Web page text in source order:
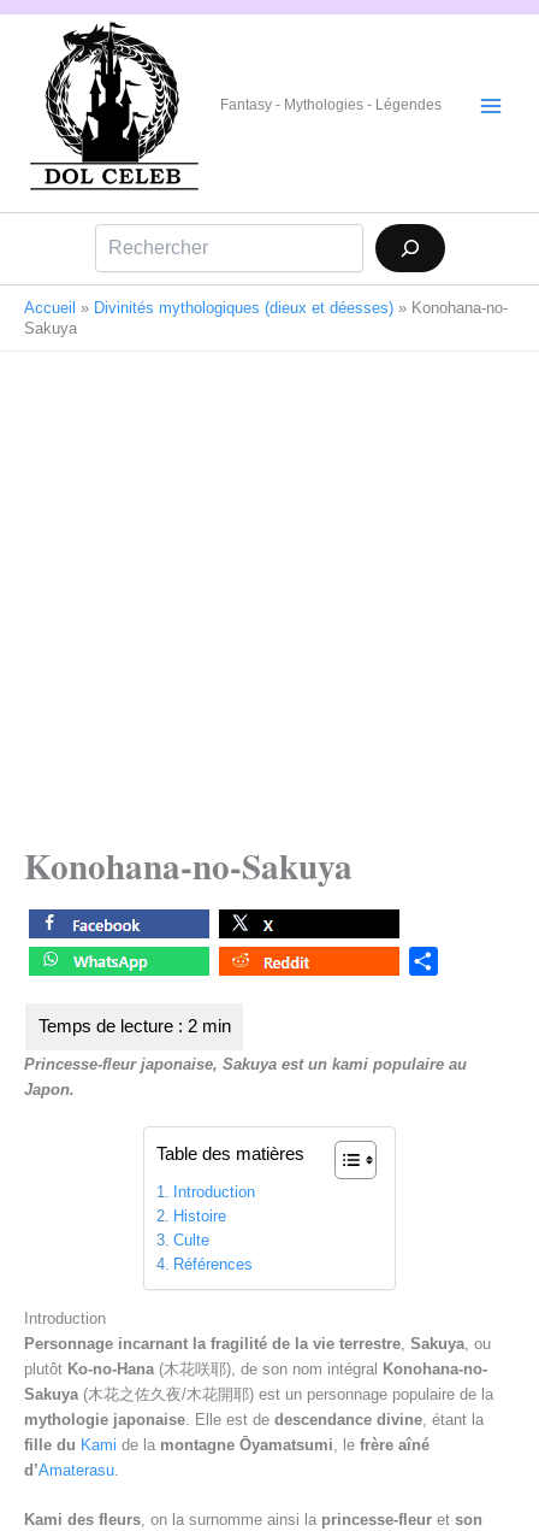
Aller
Fantasy - Mythologies - Légendes
Accueil » Divinités mythologiques (dieux et déesses) » Konohana-no-
Sakuya
Konohana-no-Sakuya
e
Princesse-fleur japonaise, Sakuya est un kami populaire au
Japon.
Table des matières
Introduction
Histoire
Culte
Références
Introduction
Personnage incarnant la fragilité de la vie terrestre Sakuya , ou
plutôt Ko-no-Hana (木花咲耶), de son nom intégral Konohana-no-
Sakuya (木花之佐久夜/木花開耶) est un personnage populaire de la
mythologie japonaise . Elle est de descendance divine , étant la
fille du Kami de la montagne Ōyamatsumi , le frère aîné
d’Amaterasu
Kami des fleurs, on la surnomme ainsi la princesse-fleur et son